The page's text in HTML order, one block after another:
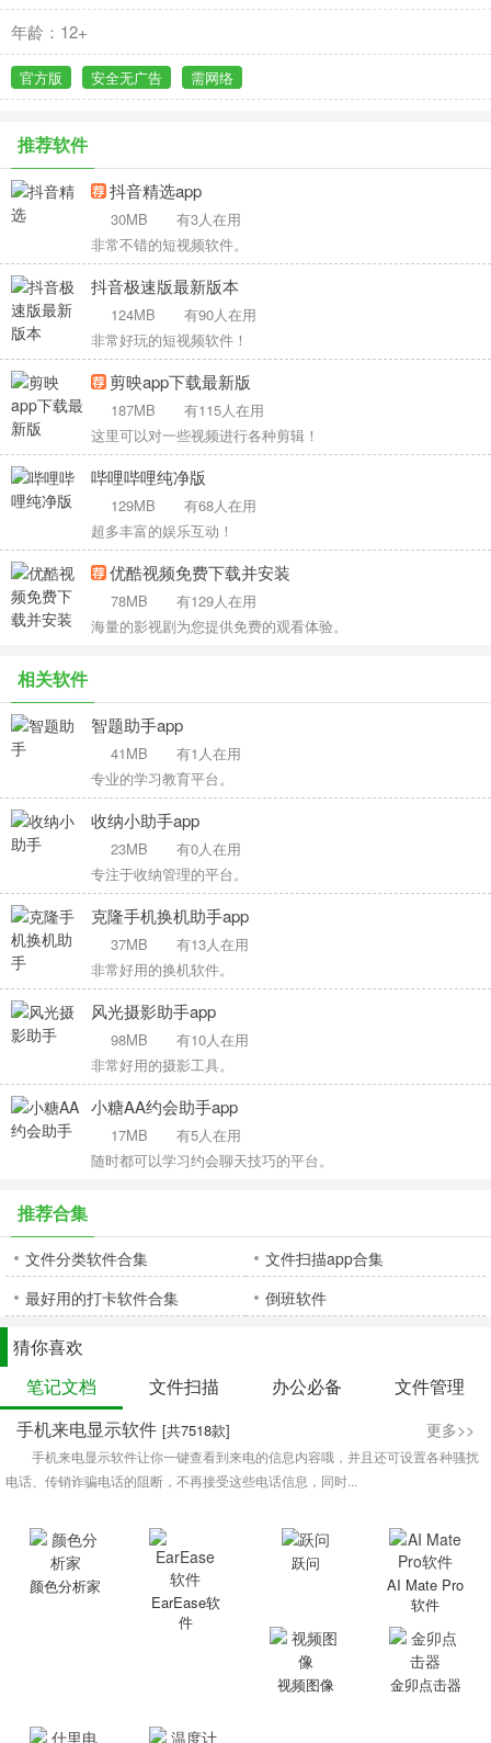
年龄：12+
官方版 安全无广告 需网络
推荐软件
抖音精选app
30MB
有3人在用
非常不错的短视频软件。
抖音极速版最新版本
124MB
有90人在用
非常好玩的短视频软件！
剪映app下载最新版
187MB
有115人在用
这里可以对一些视频进行各种剪辑！
哔哩哔哩纯净版
129MB
有68人在用
超多丰富的娱乐互动！
优酷视频免费下载并安装
78MB
有129人在用
海量的影视剧为您提供免费的观看体验。
相关软件
智题助手app
41MB
有1人在用
专业的学习教育平台。
收纳小助手app
23MB
有0人在用
专注于收纳管理的平台。
克隆手机换机助手app
37MB
有13人在用
非常好用的换机软件。
风光摄影助手app
98MB
有10人在用
非常好用的摄影工具。
小糖AA约会助手app
17MB
有5人在用
随时都可以学习约会聊天技巧的平台。
推荐合集
文件分类软件合集
文件扫描app合集
最好用的打卡软件合集
倒班软件
猜你喜欢
笔记文档
文件扫描 办公必备
文件管理
手机来电显示软件 [共7518款] 更多>>
手机来电显示软件让你一键查看到来电的信息内容哦，并且还可设置各种骚扰
电话、传销诈骗电话的阻断，不再接受这些电话信息，同时...
颜色分析家
EarEase软
件
跃问
AI Mate Pro
软件
视频图像 金卯点击器